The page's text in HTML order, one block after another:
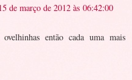
de março de 2012 às 06:42:00
então cada uma mais